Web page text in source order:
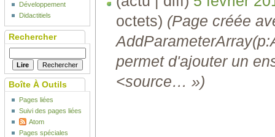
octets) (Page créée
permet d'ajouter un
<source… »)
Développement
Didactitiels
Rechercher
Boîte À Outils
Pages liées
Suivi des pages liées
Atom
Pages spéciales